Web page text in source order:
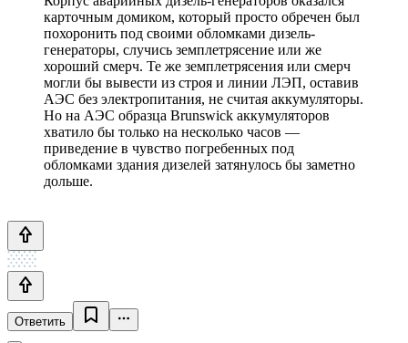
карточным домиком, который просто обречен был
похоронить под своими обломками дизель-
генераторы, случись земплетрясение или же
хороший смерч. Те же земплетрясения или смерч
могли бы вывести из строя и линии ЛЭП, оставив
АЭС без электропитания, не считая аккумуляторы.
Но на АЭС образца Brunswick аккумуляторов
хватило бы только на несколько часов —
приведение в чувство погребенных под
обломками здания дизелей затянулось бы заметно
дольше.
Ответить